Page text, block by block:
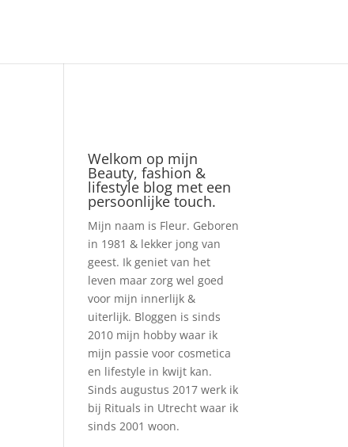
Welkom op mijn
Beauty, fashion &
lifestyle blog met een
persoonlijke touch.
Mijn naam is Fleur. Geboren
in 1981 & lekker jong van
geest. Ik geniet van het
leven maar zorg wel goed
voor mijn innerlijk &
uiterlijk. Bloggen is sinds
2010 mijn hobby waar ik
mijn passie voor cosmetica
en lifestyle in kwijt kan.
Sinds augustus 2017 werk ik
bij Rituals in Utrecht waar ik
sinds 2001 woon.